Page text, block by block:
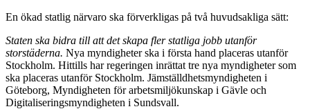
En ökad statlig närvaro ska förverkligas på två huvudsakliga sätt:
Staten ska bidra till att det skapa fler statliga jobb utanför
storstäderna. Nya myndigheter ska i första hand placeras utanför
Stockholm. Hittills har regeringen inrättat tre nya myndigheter som
ska placeras utanför Stockholm. Jämställdhetsmyndigheten i
Göteborg, Myndigheten för arbetsmiljökunskap i Gävle och
Digitaliseringsmyndigheten i Sundsvall.